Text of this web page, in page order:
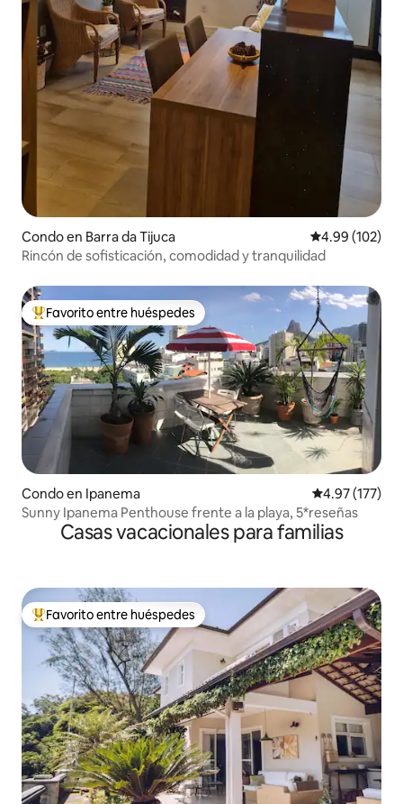
Condo en Barra da Tijuca Calificación
4.99 (102)
Rincón de sofisticación, comodidad y tranquilidad
Favorito entre huéspedes preferido
Favorito entre huéspedes
Condo en Ipanema Calificación
4.97 (177)
Sunny Ipanema Penthouse frente a la playa, 5*reseñas
Casas vacacionales para familias
Favorito entre huéspedes preferido
Favorito entre huéspedes